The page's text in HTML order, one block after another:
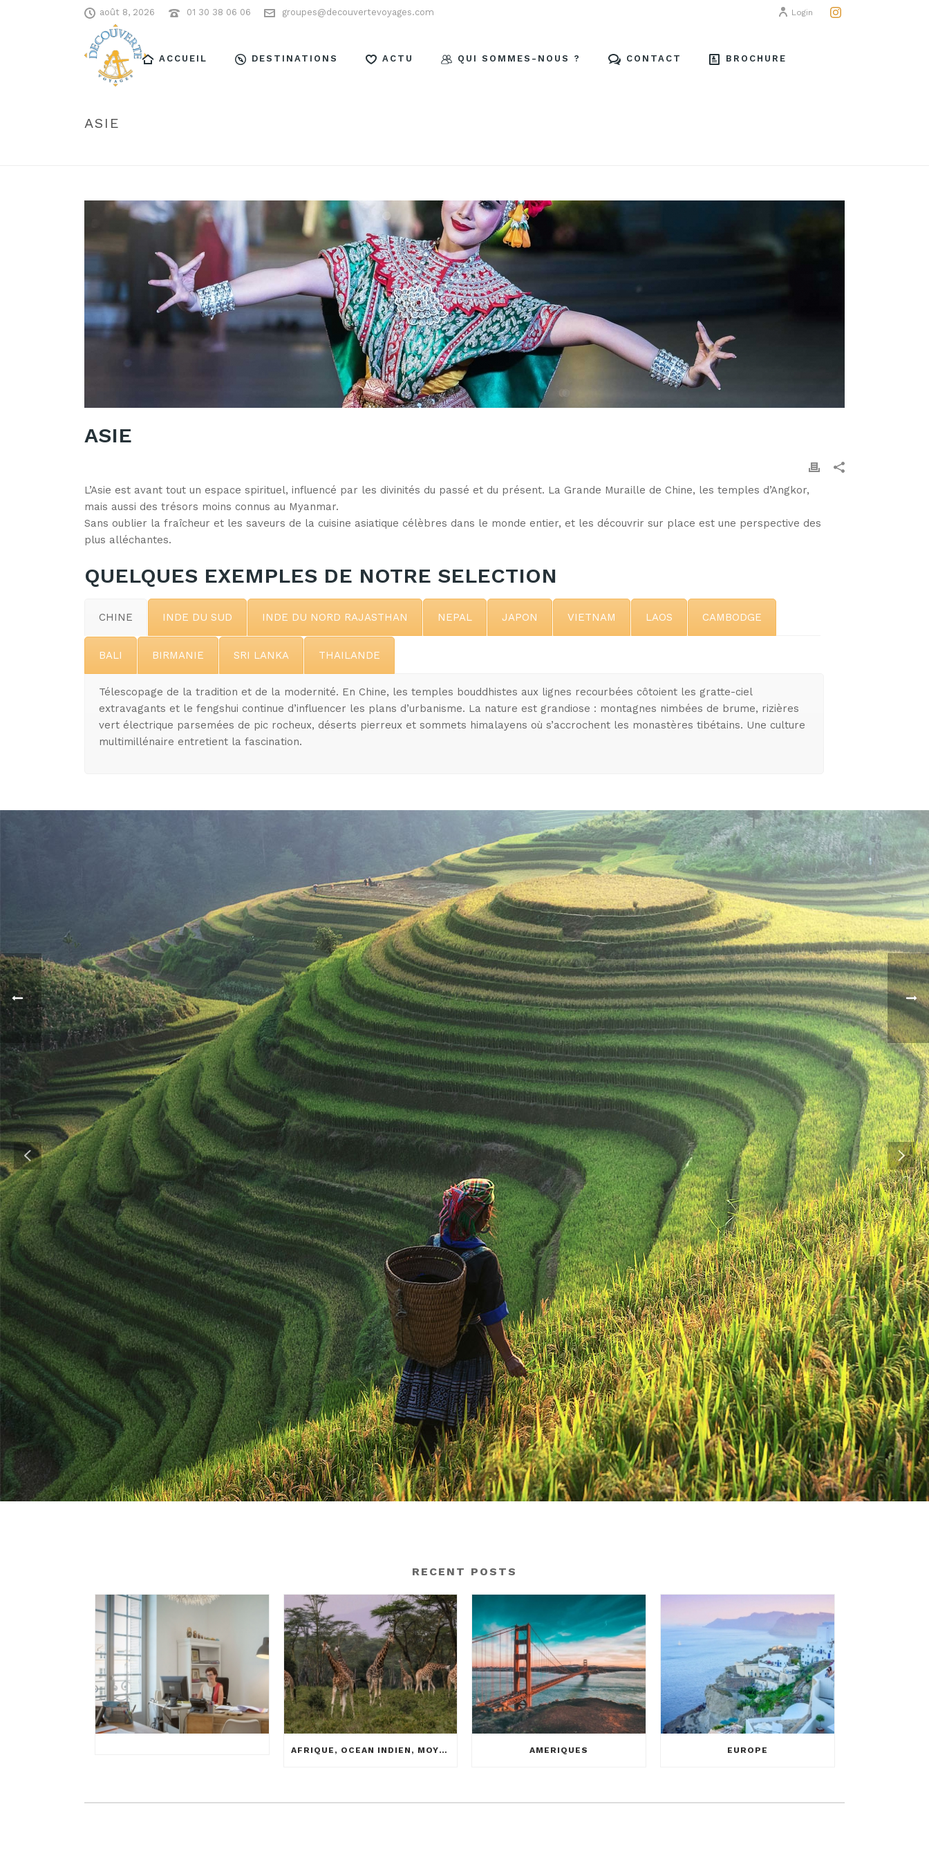
août 8, 2026 01 30 38 06 06 groupes@decouvertevoyages.com Login
ACCUEIL DESTINATIONS ACTU QUI SOMMES-NOUS ? CONTACT BROCHURE
ASIE
ASIE
L’Asie est avant tout un espace spirituel, influencé par les divinités du passé et du présent. La Grande Muraille de Chine, les temples d’Angkor,
mais aussi des trésors moins connus au Myanmar.
Sans oublier la fraîcheur et les saveurs de la cuisine asiatique célèbres dans le monde entier, et les découvrir sur place est une perspective des
plus alléchantes.
QUELQUES EXEMPLES DE NOTRE SELECTION
CHINE INDE DU SUD INDE DU NORD RAJASTHAN NEPAL JAPON VIETNAM LAOS CAMBODGE
BALI BIRMANIE SRI LANKA THAILANDE
Télescopage de la tradition et de la modernité. En Chine, les temples bouddhistes aux lignes recourbées côtoient les gratte-ciel
extravagants et le fengshui continue d’influencer les plans d’urbanisme. La nature est grandiose : montagnes nimbées de brume, rizières
vert électrique parsemées de pic rocheux, déserts pierreux et sommets himalayens où s’accrochent les monastères tibétains. Une culture
multimillénaire entretient la fascination.
RECENT POSTS
AFRIQUE, OCEAN INDIEN, MOYEN ORIENT AMERIQUES EUROPE